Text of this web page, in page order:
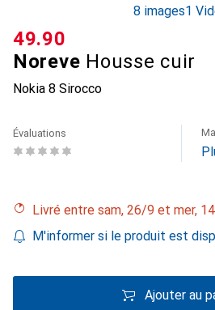
8 images1
Noreve Housse cuir
Nokia 8 Sirocco
CHF
49.90
Évaluations
Livré entre sam, 26/9 et mer,
M'informer si le produit est
Ajouter au